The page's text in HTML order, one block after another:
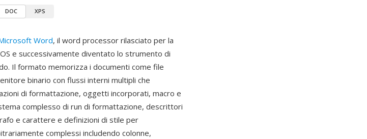
DOC XPS
Word, il word processor rilasciato per la
e successivamente diventato lo strumento di
Il formato memorizza i documenti come file
binario con flussi interni multipli che
di formattazione, oggetti incorporati, macro e
complesso di run di formattazione, descrittori
e carattere e definizioni di stile per
complessi includendo colonne,